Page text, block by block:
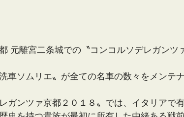
元離宮二条城での〝コンコルソデレガンツ
車ソムリエ〟が全ての名車の数々をメンテ
ガンツァ京都２０１８〟では、イタリアで